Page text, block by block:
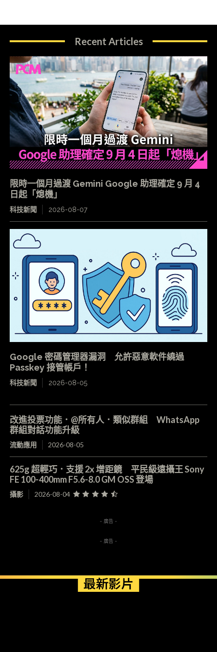
Recent Articles
限時一個月過渡 Gemini Google 助理確定 9 月 4
日起「熄機」
科技新聞 2026-08-07
Google 密碼管理器漏洞 允許惡意軟件繞過
Passkey 接管帳戶！
科技新聞 2026-08-05
改進投票功能．@所有人．類似群組 WhatsApp
群組對話功能升級
流動應用 2026-08-05
625g 超輕巧．支援 2x 增距鏡 平民級遠攝王 Sony
FE 100-400mm F5.6-8.0 GM OSS 登場
攝影 2026-08-04
- 廣告 -
- 廣告 -
最新影片